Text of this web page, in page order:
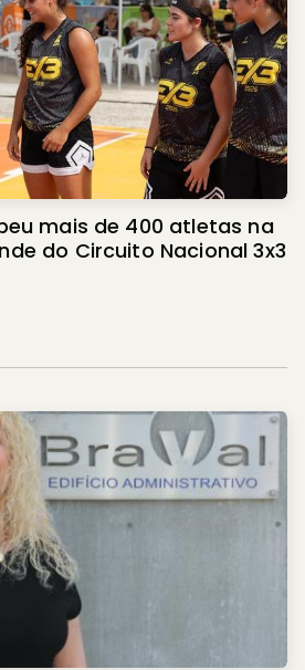
mais de 400 atletas na
do Circuito Nacional 3x3